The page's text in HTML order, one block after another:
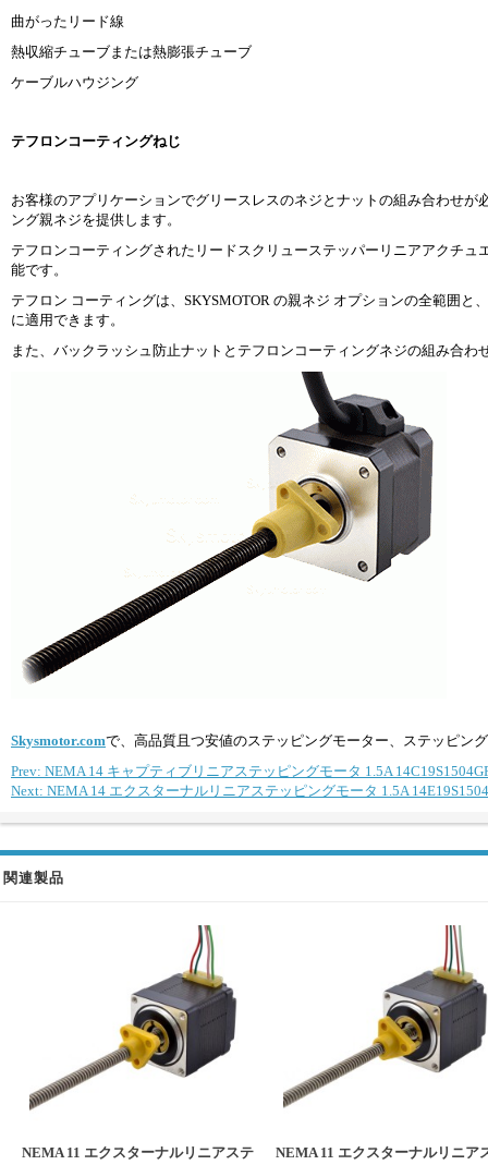
曲がったリード線
熱収縮チューブまたは熱膨張チューブ
ケーブルハウジング
テフロンコーティングねじ
お客様のアプリケーションでグリースレスのネジとナットの組み合わせ
ング親ネジを提供します。
テフロンコーティングされたリードスクリューステッパーリニアアクチ
能です。
テフロン コーティングは、SKYSMOTOR の親ネジ オプションの全範囲
に適用できます。
また、バックラッシュ防止ナットとテフロンコーティングネジの組み合わ
Skysmotor.comで、高品質且つ安値のステッピングモーター、ステッピン
Prev: NEMA 14 キャプティブリニアステッピングモータ 1.5A
Next: NEMA 14 エクスターナルリニアステッピングモータ 1.5A
関連製品
NEMA 11 エクスターナルリニアステ
NEMA 11 エクスターナルリニア